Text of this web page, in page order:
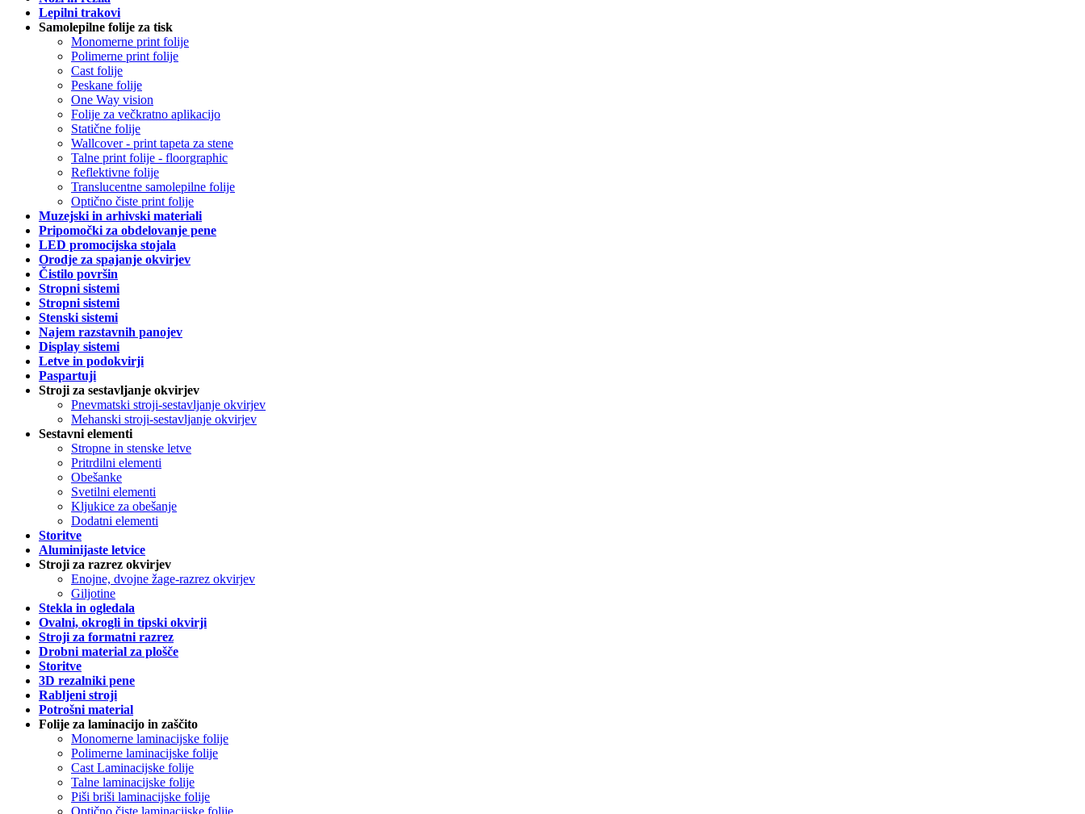
Lepilni trakovi
Samolepilne folije za tisk
Monomerne print folije
Polimerne print folije
Cast folije
Peskane folije
One Way vision
Folije za večkratno aplikacijo
Statične folije
Wallcover - print tapeta za stene
Talne print folije - floorgraphic
Reflektivne folije
Translucentne samolepilne folije
Optično čiste print folije
Muzejski in arhivski materiali
Pripomočki za obdelovanje pene
LED promocijska stojala
Orodje za spajanje okvirjev
Čistilo površin
Stropni sistemi
Stropni sistemi
Stenski sistemi
Najem razstavnih panojev
Display sistemi
Letve in podokvirji
Paspartuji
Stroji za sestavljanje okvirjev
Pnevmatski stroji-sestavljanje okvirjev
Mehanski stroji-sestavljanje okvirjev
Sestavni elementi
Stropne in stenske letve
Pritrdilni elementi
Obešanke
Svetilni elementi
Kljukice za obešanje
Dodatni elementi
Storitve
Aluminijaste letvice
Stroji za razrez okvirjev
Enojne, dvojne žage-razrez okvirjev
Giljotine
Stekla in ogledala
Ovalni, okrogli in tipski okvirji
Stroji za formatni razrez
Drobni material za plošče
Storitve
3D rezalniki pene
Rabljeni stroji
Potrošni material
Folije za laminacijo in zaščito
Monomerne laminacijske folije
Polimerne laminacijske folije
Cast Laminacijske folije
Talne laminacijske folije
Piši briši laminacijske folije
Optično čiste laminacijske folije